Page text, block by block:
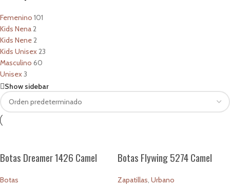
Femenino 101
Kids Nena2
Kids Nene2
Kids Unisex23
Masculino 60
Unisex3
Show sidebar
Botas Dreamer 1426 Camel
Botas
Botas Flywing 5274 Camel
Zapatillas, Urbano